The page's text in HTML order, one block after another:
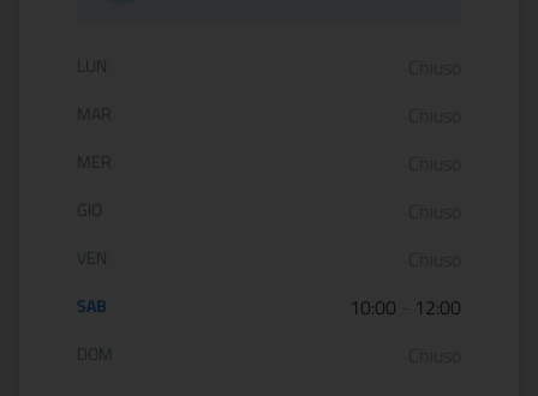
Orario di apertura:
LUN
MAR
MER
GIO
VEN
SAB 10:00 12:00
DOM